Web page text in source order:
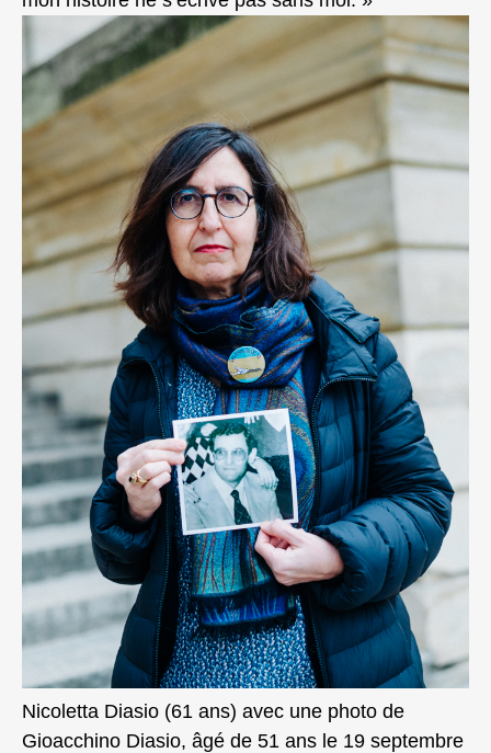
Nicoletta Diasio (61 ans) avec une photo de
Gioacchino Diasio, âgé de 51 ans le 19 septembre